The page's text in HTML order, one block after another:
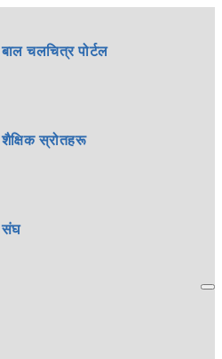
बाल चलचित्र पोर्टल
शैक्षिक स्रोतहरू
संघ